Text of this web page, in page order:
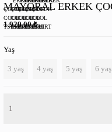
MAYORAL ERKEK
1.929,00₺
Yaş
3 yaş 4 yaş 5 yaş 6 yaş